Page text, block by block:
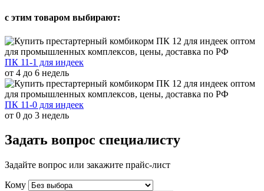
с этим товаром выбирают:
ПК 11-1 для индеек
от 4 до 6 недель
ПК 11-0 для индеек
от 0 до 3 недель
Задать вопрос специалисту
Задайте вопрос или закажите прайс-лист
Кому